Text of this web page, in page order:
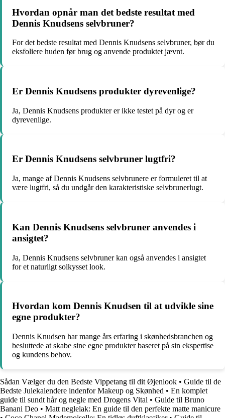
Hvordan opnår man det bedste resultat med
Dennis Knudsens selvbruner?
For det bedste resultat med Dennis Knudsens selvbruner, bør du
eksfoliere huden før brug og anvende produktet jævnt.
Er Dennis Knudsens produkter dyrevenlige?
Ja, Dennis Knudsens produkter er ikke testet på dyr og er
dyrevenlige.
Er Dennis Knudsens selvbruner lugtfri?
Ja, mange af Dennis Knudsens selvbrunere er formuleret til at
være lugtfri, så du undgår den karakteristiske selvbrunerlugt.
Kan Dennis Knudsens selvbruner anvendes i
ansigtet?
Ja, Dennis Knudsens selvbruner kan også anvendes i ansigtet
for et naturligt solkysset look.
Hvordan kom Dennis Knudsen til at udvikle sine
egne produkter?
Dennis Knudsen har mange års erfaring i skønhedsbranchen og
besluttede at skabe sine egne produkter baseret på sin ekspertise
og kundens behov.
Sådan Vælger du den Bedste Vippetang til dit Øjenlook • Guide til de
Bedste Julekalendere indenfor Makeup og Skønhed • En komplet
guide til sundt hår og negle med Drogens Vital • Guide til Bruno
Banani Deo • Matt neglelak: En guide til den perfekte matte manicure